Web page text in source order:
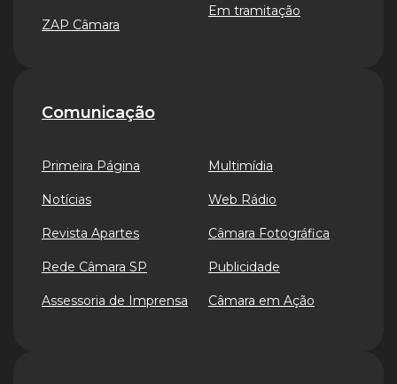
ZAP Câmara
Em tramitação
Comunicação
Primeira Página
Notícias
Revista Apartes
Rede Câmara SP
Assessoria de Imprensa
Multimídia
Web Rádio
Câmara Fotográfica
Publicidade
Câmara em Ação